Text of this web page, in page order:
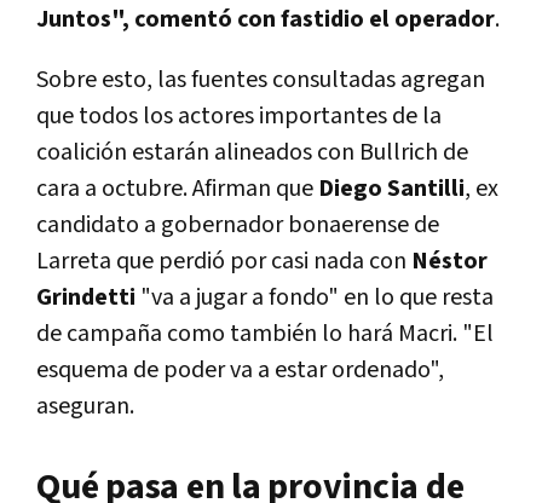
Juntos", comentó con fastidio el operador.
Sobre esto, las fuentes consultadas agregan
que todos los actores importantes de la
coalición estarán alineados con Bullrich de
cara a octubre. Afirman que Diego Santilli, ex
candidato a gobernador bonaerense de
Larreta que perdió por casi nada con Néstor
Grindetti "va a jugar a fondo" en lo que resta
de campaña como también lo hará Macri. "El
esquema de poder va a estar ordenado",
aseguran.
Qué pasa en la provincia de